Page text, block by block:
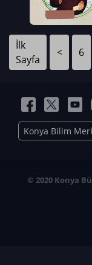
İlk
Sayfa
< 6
Konya Bilim
© 2020 Konya